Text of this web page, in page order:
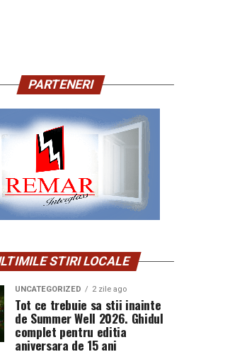
PARTENERI
STIRI LOCALE
UNCATEGORIZED 2 zile ago
Tot ce trebuie sa stii inainte
de Summer Well 2026. Ghidul
complet pentru editia
aniversara de 15 ani